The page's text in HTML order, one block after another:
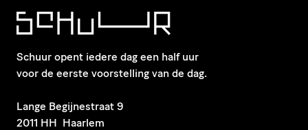
Schuur opent iedere dag een half uur
voor de eerste voorstelling van de dag.
​Lange Begijnestraat 9
2011 HH Haarlem